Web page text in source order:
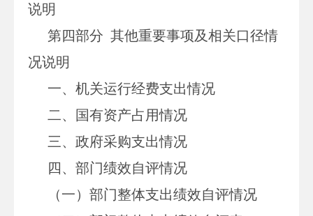
说明
第四部分 其他重要事项及相关口径情
况说明
一、机关运行经费支出情况
二、国有资产占用情况
三、政府采购支出情况
四、部门绩效自评情况
（一）部门整体支出绩效自评情况